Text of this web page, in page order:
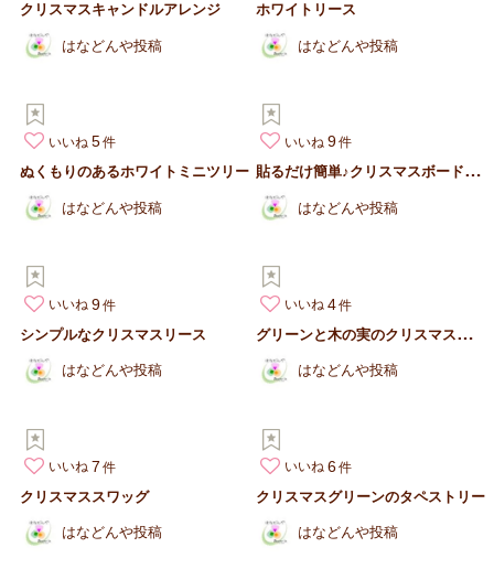
クリスマスキャンドルアレンジ
はなどんや投稿
ホワイトリース
はなどんや投稿
いいね 5
ぬくもりのあるホワイトミニツリー
はなどんや投稿
いいね 9
貼
るだけ簡単♪クリスマスボードアレンジ
はなどんや投稿
いいね 9
シンプルなクリスマスリース
はなどんや投稿
いいね 4
グ
リーンと木の実のクリスマスツリー
はなどんや投稿
いいね 7
クリスマススワッグ
はなどんや投稿
いいね 6
クリスマスグリーンのタペストリー
はなどんや投稿